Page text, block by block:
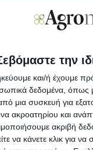
την
και/ή έχουμε
δεδομένα, όπως
μια συσκευή για
ακροατηρίου και
ακριβή
κάνετε κλικ για να
ελληνικών
ευρώ και των
τις
άλλων, οι
χαρτιού
χάλυβα (45,4%),
(22,5%) και